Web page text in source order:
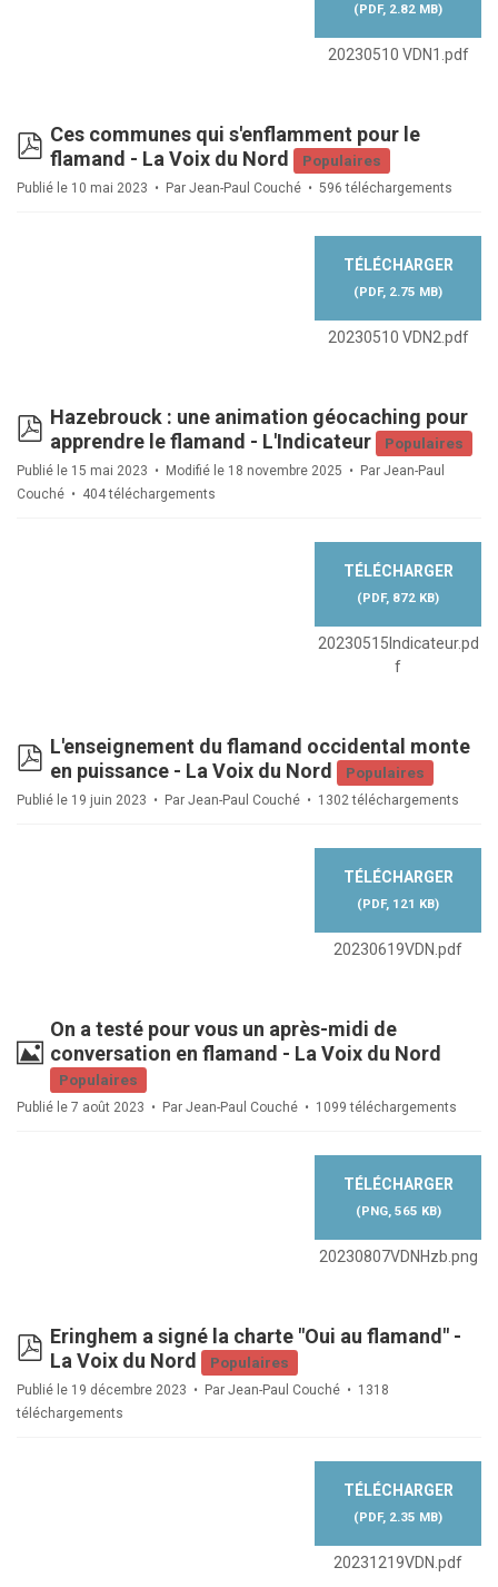
(PDF, 2.82 MB)
20230510 VDN1.pdf
pdf
Ces communes qui s'enflamment pour le
flamand - La Voix du Nord
Populaires
Publié le 10 mai 2023 Par Jean-Paul Couché 596 téléchargements
TÉLÉCHARGER
(PDF, 2.75 MB)
20230510 VDN2.pdf
pdf
Hazebrouck : une animation géocaching pour
apprendre le flamand - L'Indicateur
Populaires
Publié le 15 mai 2023 Modifié le 18 novembre 2025 Par Jean-Paul
Couché
404 téléchargements
TÉLÉCHARGER
(PDF, 872 KB)
20230515Indicateur.pd
f
pdf
L'enseignement du flamand occidental monte
en puissance - La Voix du Nord
Populaires
Publié le 19 juin 2023 Par Jean-Paul Couché 1302 téléchargements
TÉLÉCHARGER
(PDF, 121 KB)
20230619VDN.pdf
Image
On a testé pour vous un après-midi de
conversation en flamand - La Voix du Nord
Populaires
Publié le 7 août 2023 Par Jean-Paul Couché 1099 téléchargements
TÉLÉCHARGER
(PNG, 565 KB)
20230807VDNHzb.png
pdf
Eringhem a signé la charte "Oui au flamand" -
La Voix du Nord
Populaires
Publié le 19 décembre 2023 Par Jean-Paul Couché
1318
téléchargements
TÉLÉCHARGER
(PDF, 2.35 MB)
20231219VDN.pdf